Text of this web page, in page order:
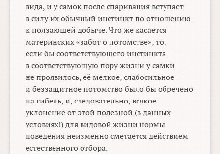
вида, и у самок после спаривания вступает
в силу их обычный инстинкт по отношению
к ползающей добыче. Что же касается
материнских «забот о потомстве», то,
если бы соответствующего инстинкта
в соответствующую пору жизни у самки
не проявилось, её мелкое, слабосильное
и беззащитное потомство было бы обречено
па гибель, и, следовательно, всякое
уклонение от этой полезной (в данных
условиях!) для видовой жизни нормы
поведения неизменно сметается действием
естественного отбора.